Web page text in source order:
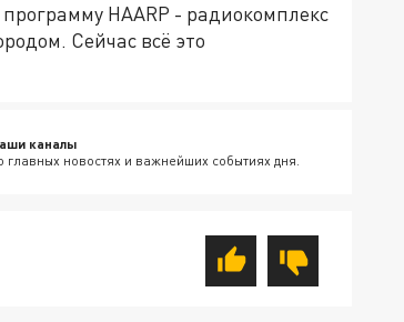
HAARP - радиокомплекс
Сейчас всё это
каналы
главных новостях и важнейших событиях дня.